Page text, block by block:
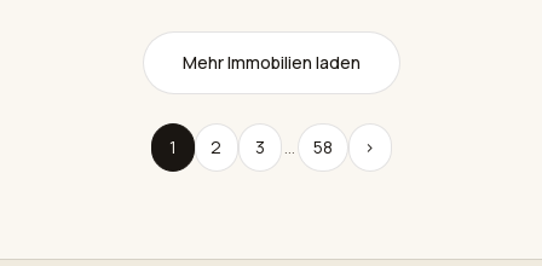
Mehr Immobilien laden
1 2 3 58 ›